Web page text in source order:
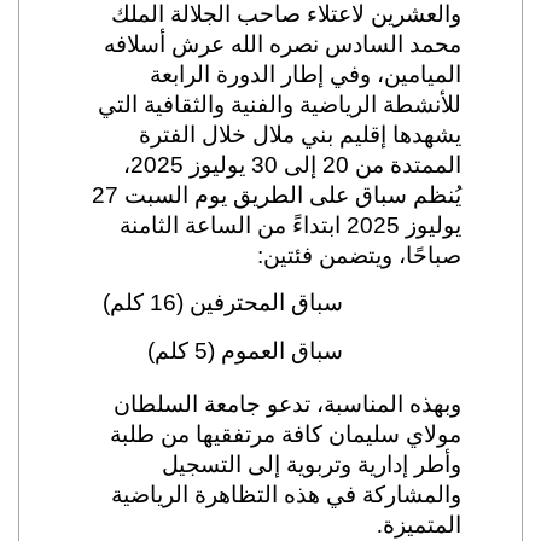
والعشرين لاعتلاء صاحب الجلالة الملك
محمد السادس نصره الله عرش أسلافه
الميامين، وفي إطار الدورة الرابعة
للأنشطة الرياضية والفنية والثقافية التي
يشهدها إقليم بني ملال خلال الفترة
الممتدة من 20 إلى 30 يوليوز 2025،
يُنظم سباق على الطريق يوم السبت 27
يوليوز 2025 ابتداءً من الساعة الثامنة
صباحًا، ويتضمن فئتين:
سباق المحترفين (16 كلم)
سباق العموم (5 كلم)
وبهذه المناسبة، تدعو جامعة السلطان
مولاي سليمان كافة مرتفقيها من طلبة
وأطر إدارية وتربوية إلى التسجيل
والمشاركة في هذه التظاهرة الرياضية
المتميزة.